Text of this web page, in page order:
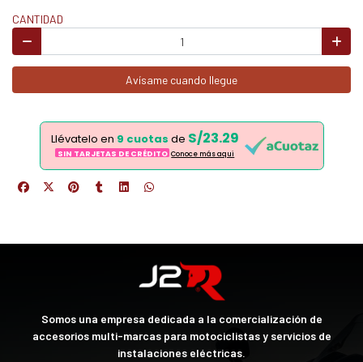
CANTIDAD
Avísame cuando llegue
Llévatelo en 9 cuotas de S/23.29
SIN TARJETAS DE CRÉDITO Conoce más aqui
Somos una empresa dedicada a la comercialización de
accesorios multi-marcas para motociclistas y servicios de
instalaciones eléctricas.